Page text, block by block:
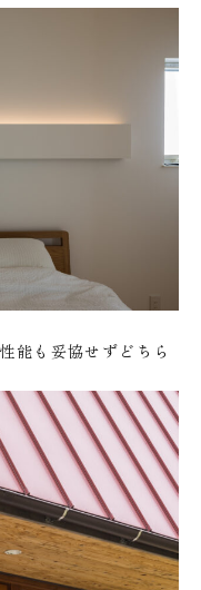
能も妥協せずどちら